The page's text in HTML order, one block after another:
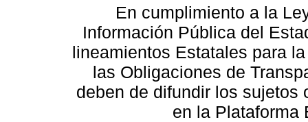
En cumplimiento a la
Información Pública del
lineamientos Estatales para
las Obligaciones de
deben de difundir los sujetos
en la Plataforma